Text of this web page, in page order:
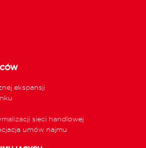
ekspansji
sieci handlowej
umów najmu